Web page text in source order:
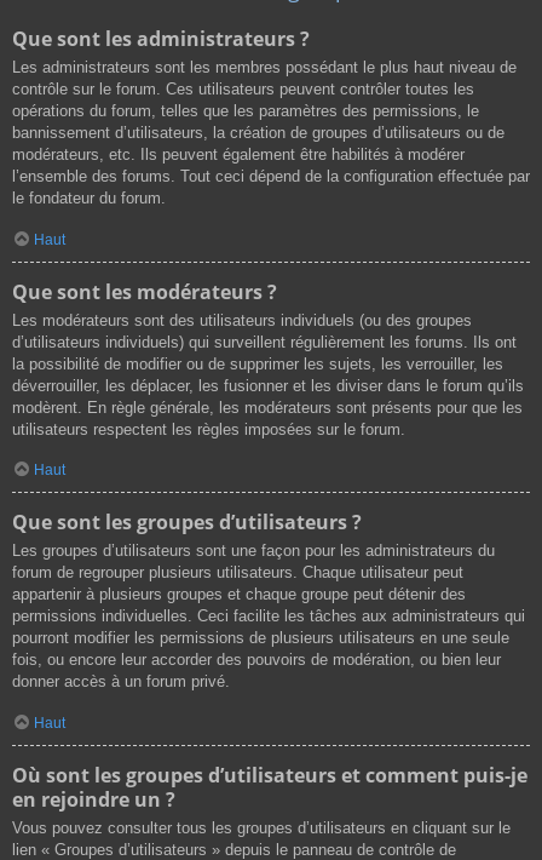
Que sont les administrateurs ?
Les administrateurs sont les membres possédant le plus haut niveau de
contrôle sur le forum. Ces utilisateurs peuvent contrôler toutes les
opérations du forum, telles que les paramètres des permissions, le
bannissement d’utilisateurs, la création de groupes d’utilisateurs ou de
modérateurs, etc. Ils peuvent également être habilités à modérer
l’ensemble des forums. Tout ceci dépend de la configuration effectuée par
le fondateur du forum.
Haut
Que sont les modérateurs ?
Les modérateurs sont des utilisateurs individuels (ou des groupes
d’utilisateurs individuels) qui surveillent régulièrement les forums. Ils ont
la possibilité de modifier ou de supprimer les sujets, les verrouiller, les
déverrouiller, les déplacer, les fusionner et les diviser dans le forum qu’ils
modèrent. En règle générale, les modérateurs sont présents pour que les
utilisateurs respectent les règles imposées sur le forum.
Haut
Que sont les groupes d’utilisateurs ?
Les groupes d’utilisateurs sont une façon pour les administrateurs du
forum de regrouper plusieurs utilisateurs. Chaque utilisateur peut
appartenir à plusieurs groupes et chaque groupe peut détenir des
permissions individuelles. Ceci facilite les tâches aux administrateurs qui
pourront modifier les permissions de plusieurs utilisateurs en une seule
fois, ou encore leur accorder des pouvoirs de modération, ou bien leur
donner accès à un forum privé.
Haut
Où sont les groupes d’utilisateurs et comment puis-je
en rejoindre un ?
Vous pouvez consulter tous les groupes d’utilisateurs en cliquant sur le
lien « Groupes d’utilisateurs » depuis le panneau de contrôle de